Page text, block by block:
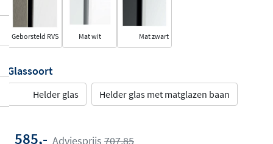
Geborsteld RVS Mat wit Mat zwart
Glassoort
Helder glas Helder glas met matglazen baan
585,- Adviesprijs 707,85